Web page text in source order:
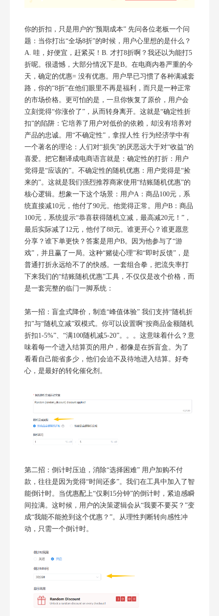
你的折扣，只是用户的“预期成本” 先问各位老板一个问
题：当你打出“全场8折”的时候，用户心里想的是什么？
A. 哇，好便宜，赶紧买！B. 才打8折啊？我还以为能打5
折呢。很遗憾，大部分情况下是B。在电商内卷严重的今
天，确定的优惠= 没有优惠。用户早已习惯了各种满减套
路，你的“8折”在他们眼里不再是福利，而只是一种正常
的市场价格。更可怕的是，一旦你恢复了原价，用户会
立刻觉得“你涨价了”，从而转身离开。这就是“确定性折
扣”的陷阱：它培养了用户对低价的依赖，却没有培养对
产品的忠诚。用“不确定性”，拿捏人性 行为经济学中有
一个著名的理论：人们对“损失”的厌恶远大于对“收益”的
喜爱。把它翻译成电商语言就是：确定性的打折：用户
觉得是“应该的”。不确定性的随机优惠：用户觉得是“捡
来的”。这就是我们强烈推荐商家使用“结账随机优惠”的
核心逻辑。想象一下这个场景：用户A：商品100元，系
统直接减10元，他付了90元。他觉得正常。用户B：商品
100元，系统提示“恭喜获得随机立减，最高减20元！”，
最后实际减了12元，他付了88元。谁更开心？谁更愿意
分享？谁下单更快？答案是用户B。因为他参与了“游
戏”，并且赢了一局。这种“赌徒心理”和“即时反馈”，是
普通打折永远给不了的快感。一套组合拳，把流失率打
下来我们的“结账随机优惠”工具，不仅仅是改个价格，而
是一套完整的临门一脚系统：
第一招：盲盒式降价，制造“峰值体验” 我们支持“随机折
扣”与“随机立减”双模式。你可以设置啊“按商品金额随机
折扣1-5%”、“满100随机减5-20”。。。这意味着什么？意
味着每一个进入结算页的用户，都像是在拆盲盒。为了
看看自己能省多少，他们会迫不及待地进入结算。好奇
心，是最好的转化催化剂。
第二招：倒计时压迫，消除“选择困难” 用户加购不付
款，往往是因为觉得“时间还多”。我们在工具中加入了智
能倒计时。当优惠配上“仅剩15分钟”的倒计时，紧迫感瞬
间拉满。这时候，用户的决策逻辑会从“我要不要买？”变
成“我能不能抢到这个优惠？”。从理性判断转向感性冲
动，只需一个倒计时。